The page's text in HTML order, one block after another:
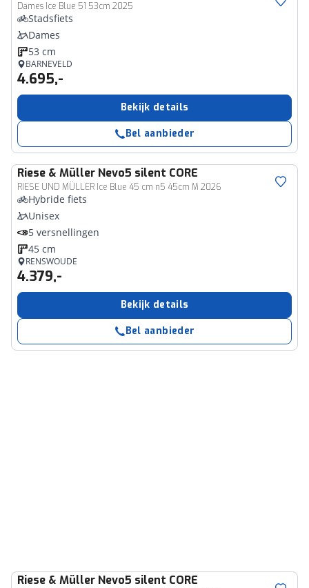
Dames Ice Blue 51 53cm 2025
Stadsfiets
Dames
53 cm
BARNEVELD
4.695,-
Bekijk details
Bel aanbieder
Riese & Müller Nevo5 silent CORE
RIESE UND MÜLLER Ice Blue 45 cm n5 45cm M 2026
Hybride fiets
Unisex
5 versnellingen
45 cm
RENSWOUDE
4.379,-
Bekijk details
Bel aanbieder
Riese & Müller Nevo5 silent CORE